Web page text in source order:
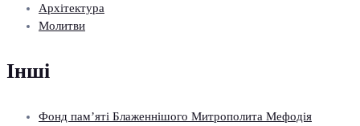
Архітектура
Молитви
Інші
Фонд пам’яті Блаженнішого Митрополита Мефодія